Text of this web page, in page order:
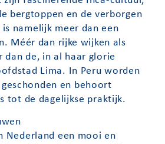
bergtoppen en de verborgen
namelijk meer dan een
Méér dan rijke wijken als
dan de, in al haar glorie
Lima. In Peru worden
en behoort
tot de dagelijkse praktijk.
Nederland een mooi en